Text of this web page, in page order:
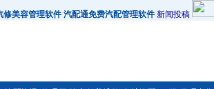
修美容管理软件 汽配通免费汽配管理软件 新闻投稿